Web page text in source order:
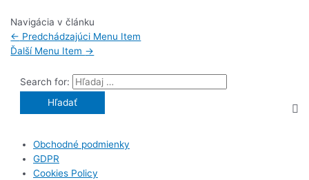
Navigácia v článku
← Predchádzajúci Menu Item
Ďalší Menu Item →
Search for:
Obchodné podmienky
GDPR
Cookies Policy